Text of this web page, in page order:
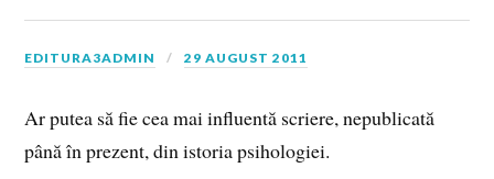
EDITURA3ADMIN 29 AUGUST 2011
Ar putea să fie cea mai influentă scriere, nepublicată
până în prezent, din istoria psihologiei.